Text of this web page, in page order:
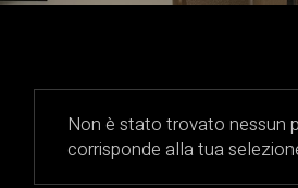
Non è stato trovato nessun
corrisponde alla tua